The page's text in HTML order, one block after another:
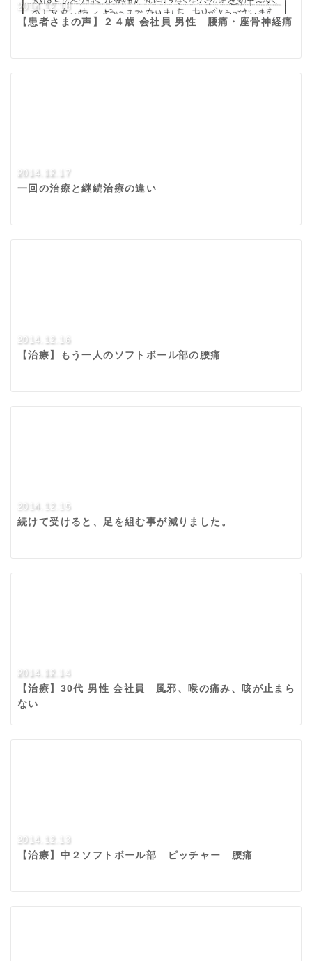
2014.12.18
【患者さまの声】２４歳 会社員 男性 腰痛・座骨神経痛
2014.12.17
一回の治療と継続治療の違い
2014.12.16
【治療】もう一人のソフトボール部の腰痛
2014.12.15
続けて受けると、足を組む事が減りました。
2014.12.14
【治療】30代 男性 会社員 風邪、喉の痛み、咳が止まら
ない
2014.12.13
【治療】中２ソフトボール部 ピッチャー 腰痛